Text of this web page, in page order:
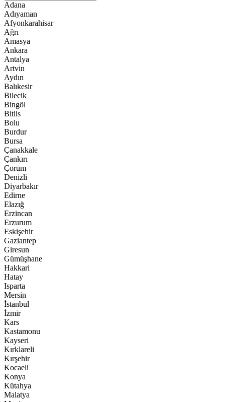
Adana
Adıyaman
Afyonkarahisar
Ağrı
Amasya
Ankara
Antalya
Artvin
Aydın
Balıkesir
Bilecik
Bingöl
Bitlis
Bolu
Burdur
Bursa
Çanakkale
Çankırı
Çorum
Denizli
Diyarbakır
Edirne
Elazığ
Erzincan
Erzurum
Eskişehir
Gaziantep
Giresun
Gümüşhane
Hakkari
Hatay
Isparta
Mersin
İstanbul
İzmir
Kars
Kastamonu
Kayseri
Kırklareli
Kırşehir
Kocaeli
Konya
Kütahya
Malatya